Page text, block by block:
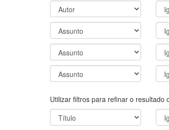
Utilizar filtros para refinar o resultado